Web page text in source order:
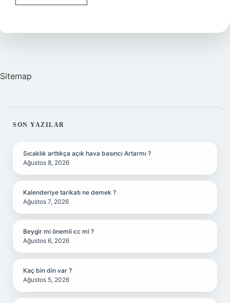
Kebabının
Kızartılır
Sitemap
SIDEBAR
SON YAZILAR
Sıcaklık arttıkça açık hava basıncı Artarmı ?
Ağustos 8, 2026
Kalenderiye tarikatı ne demek ?
Ağustos 7, 2026
Beygir mi önemli cc mi ?
Ağustos 6, 2026
Kaç bin din var ?
Ağustos 5, 2026